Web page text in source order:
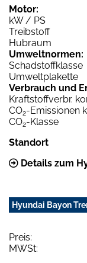
Motor:
kW / PS
Treibstoff
Hubraum
Umweltnormen:
Schadstoffklasse
Umweltplakette
Verbrauch und
Kraftstoffverbr.
CO2-Emissionen
CO2-Klasse
Standort
Details zum
Hyundai Bayon
Preis:
MWSt: